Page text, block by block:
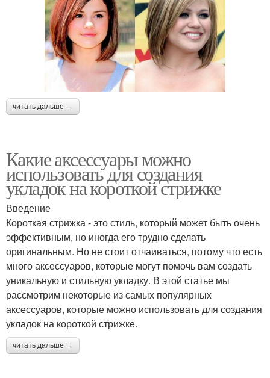
читать дальше →
Какие аксессуары можно
использовать для создания
укладок на короткой стрижке
Введение
Короткая стрижка - это стиль, который может быть очень
эффективным, но иногда его трудно сделать
оригинальным. Но не стоит отчаиваться, потому что есть
много аксессуаров, которые могут помочь вам создать
уникальную и стильную укладку. В этой статье мы
рассмотрим некоторые из самых популярных
аксессуаров, которые можно использовать для создания
укладок на короткой стрижке.
читать дальше →